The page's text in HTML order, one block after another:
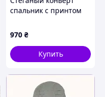
спальник с принтом
для новорожденных,
цвет белый с
пудровым
970 ₴
Купить